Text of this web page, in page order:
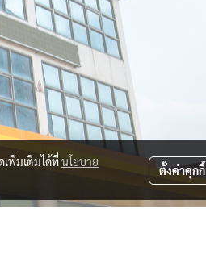
เพิ่มเติมได้ที่นโยบาย
ตั้งค่าคุกกี้